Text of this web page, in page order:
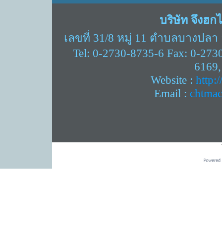
บริษัท จึงฮก
เลขที่ 31/8 หมู่ 11 ตำบลบางปล
Tel: 0-2730-8735-6 Fax: 0-
Website :
Email :